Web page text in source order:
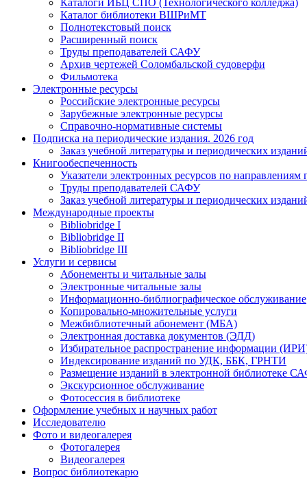
Каталог библиотеки ВШРиМТ
Полнотекстовый поиск
Расширенный поиск
Труды преподавателей САФУ
Архив чертежей Соломбальской судоверфи
Фильмотека
Электронные ресурсы
Российские электронные ресурсы
Зарубежные электронные ресурсы
Справочно-нормативные системы
Подписка на периодические издания. 2026 год
Заказ учебной литературы и периодических
Книгообеспеченность
Указатели электронных ресурсов по направлениям
Труды преподавателей САФУ
Заказ учебной литературы и периодических
Международные проекты
Bibliobridge I
Bibliobridge II
Bibliobridge III
Услуги и сервисы
Абонементы и читальные залы
Электронные читальные залы
Информационно-библиографическое обслуживание
Копировально-множительные услуги
Межбиблиотечный абонемент (МБА)
Электронная доставка документов (ЭДД)
Избирательное распространение информации
Индексирование изданий по УДК, ББК, ГРНТИ
Размещение изданий в электронной библиотеке
Экскурсионное обслуживание
Фотосессия в библиотеке
Оформление учебных и научных работ
Исследователю
Фото и видеогалерея
Фотогалерея
Видеогалерея
Вопрос библиотекарю